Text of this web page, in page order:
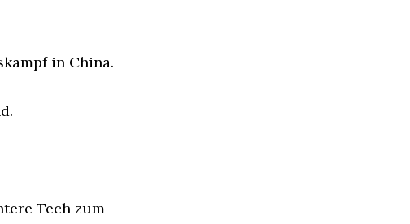
in China.
Tech zum